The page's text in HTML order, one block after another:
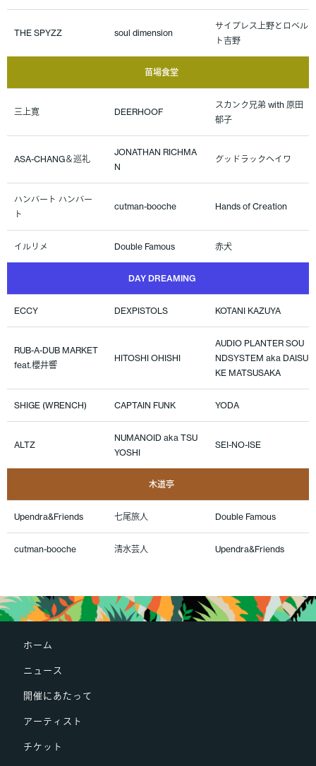
THE SPYZZ soul dimension
サイプレス上野とロベル
ト吉野
苗場食堂
三上寛 DEERHOOF
スカンク兄弟 with 原田
郁子
ASA-CHANG＆巡礼
JONATHAN RICHMA
N
グッドラックヘイワ
ハンバート ハンバー
ト
cutman-booche Hands of Creation
イルリメ Double Famous 赤犬
DAY DREAMING
ECCY DEXPISTOLS KOTANI KAZUYA
RUB-A-DUB MARKET
feat.櫻井響
HITOSHI OHISHI
AUDIO PLANTER SOU
NDSYSTEM aka DAISU
KE MATSUSAKA
SHIGE (WRENCH) CAPTAIN FUNK YODA
ALTZ
NUMANOID aka TSU
YOSHI
SEI-NO-ISE
木道亭
Upendra&Friends 七尾旅人 Double Famous
cutman-booche 清水芸人 Upendra&Friends
ホーム
ニュース
開催にあたって
アーティスト
チケット